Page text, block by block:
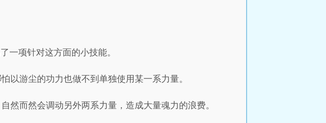
一项针对这方面的小技能。
以游尘的功力也做不到单独使用某一系力量。
然而然会调动另外两系力量，造成大量魂力的浪费。